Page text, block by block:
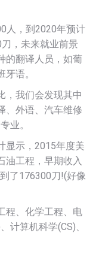
人，到2020年预计
，未来就业前景
的翻译人员，如葡
语。
，我们会发现其中
、外语、汽车维修
业。
显示，2015年度美
油工程，早期收入
了176300刀!(好像
程、化学工程、电
计算机科学(CS)、